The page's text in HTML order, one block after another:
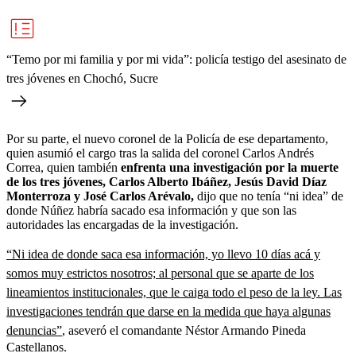
“Temo por mi familia y por mi vida”: policía testigo del asesinato de
tres jóvenes en Chochó, Sucre
Por su parte, el nuevo coronel de la Policía de ese departamento,
quien asumió el cargo tras la salida del coronel Carlos Andrés
Correa, quien también enfrenta una investigación por la muerte
de los tres jóvenes, Carlos Alberto Ibáñez, Jesús David Díaz
Monterroza y José Carlos Arévalo, dijo que no tenía “ni idea” de
donde Núñez habría sacado esa información y que son las
autoridades las encargadas de la investigación.
“Ni idea de donde saca esa información, yo llevo 10 días acá y
somos muy estrictos nosotros; al personal que se aparte de los
lineamientos institucionales, que le caiga todo el peso de la ley. Las
investigaciones tendrán que darse en la medida que haya algunas
denuncias”, aseveró el comandante Néstor Armando Pineda
Castellanos.